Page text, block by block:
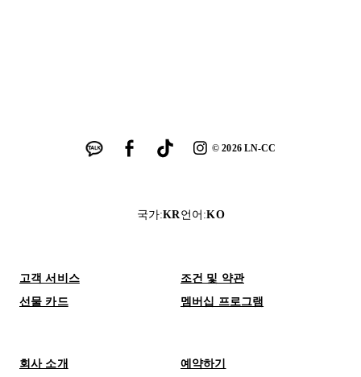
©2026LN-CC
국가:KR 언어 :KO
고객 서비스
조건 및 약관
선물 카드
멤버십 프로그램
회사 소개
예약하기